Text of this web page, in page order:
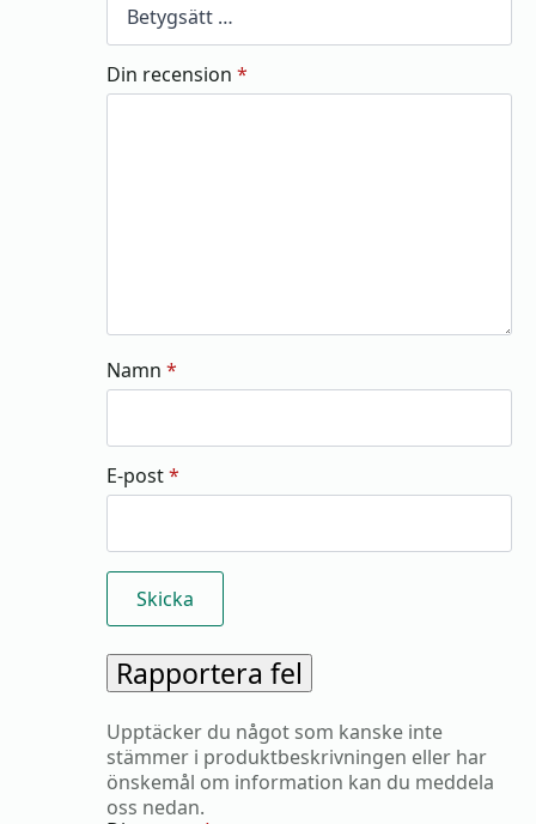
Din recension *
Namn *
E-post*
Rapportera fel
Upptäcker du något som kanske inte
stämmer i produktbeskrivningen eller har
önskemål om information kan du meddela
oss nedan.